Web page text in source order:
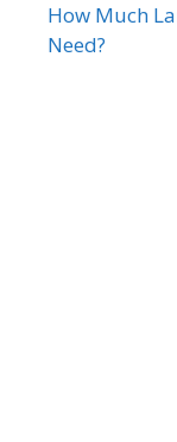
How Much
Need?